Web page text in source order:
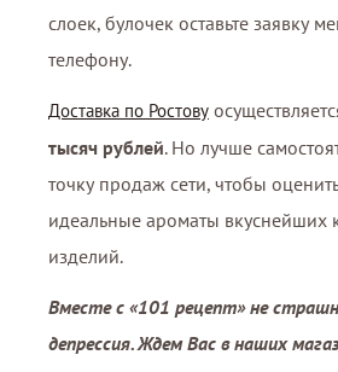
слоек, булочек оставьте заявку
телефону.
Доставка по Ростову
тысяч рублей. Но лучше
точку продаж сети, чтобы
идеальные ароматы вкуснейших
изделий.
Вместе с «101 рецепт» не
депрессия. Ждем Вас в наших